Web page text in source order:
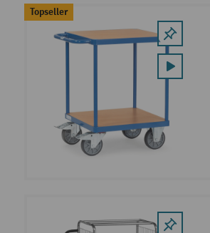
Topseller